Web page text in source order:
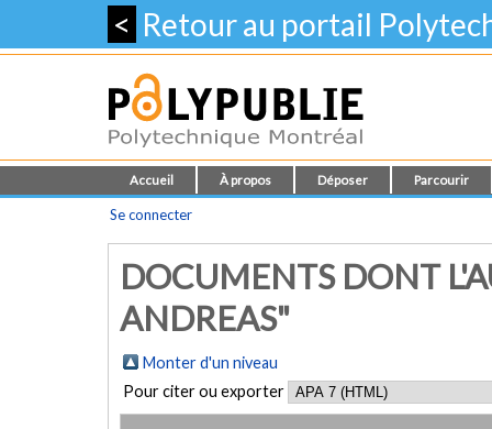
< Retour au portail
Accueil À propos Déposer Parcourir
Se connecter
DOCUMENTS DONT
ANDREAS"
Monter d'un niveau
Pour citer ou exporter